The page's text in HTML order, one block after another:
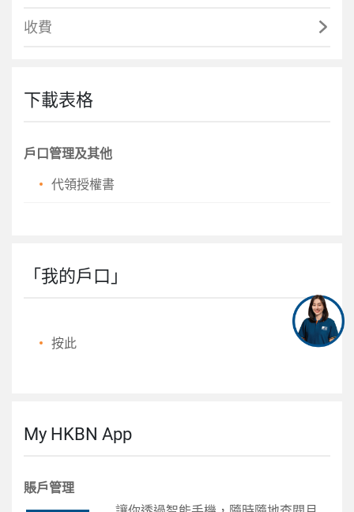
收費
下載表格
戶口管理及其他
代領授權書
「我的戶口」
按此
My HKBN App
賬戶管理